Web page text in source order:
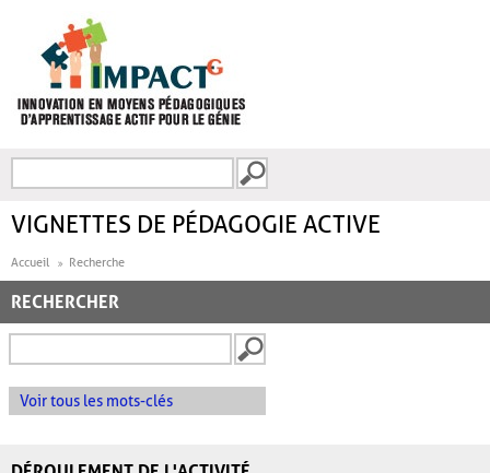
FORMULAIRE DE
VIGNETTES DE PÉDAGOGIE ACTIVE
Accueil Recherche
RECHERCHER
Voir tous les mots-clés